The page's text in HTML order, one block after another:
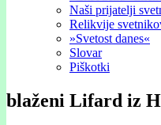
Naši prijatelji
Relikvije
»Svetost danes«
Slovar
Piškotki
blaženi Lifard iz